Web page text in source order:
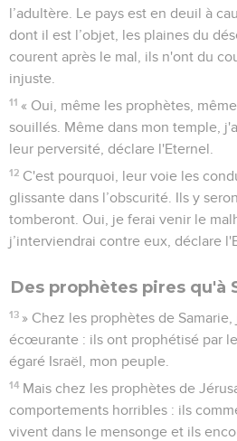
l’adultère. Le pays est en deuil à
dont il est l’objet, les plaines du
courent après le mal, ils n'ont du
injuste.
11 « Oui, même les prophètes,
souillés. Même dans mon temple,
leur perversité, déclare l'Eternel.
12 C'est pourquoi, leur voie les
glissante dans l’obscurité. Ils y
tomberont. Oui, je ferai venir le
j’interviendrai contre eux, déclare
Des prophètes pires qu'à
13 » Chez les prophètes de
écœurante : ils ont prophétisé par
égaré Israël, mon peuple.
14 Mais chez les prophètes de
comportements horribles : ils
vivent dans le mensonge et ils